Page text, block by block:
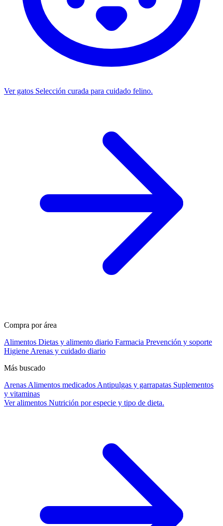
Ver gatos Selección curada para cuidado felino.
Compra por área
Alimentos Dietas y alimento diario Farmacia Prevención y soporte
Higiene Arenas y cuidado diario
Más buscado
Arenas Alimentos medicados Antipulgas y garrapatas Suplementos
y vitaminas
Ver alimentos Nutrición por especie y tipo de dieta.